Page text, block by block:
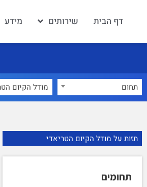
דף הבית שירותים מידע
תחום
תזות על מודל הקיום הטריאדי
תחומים